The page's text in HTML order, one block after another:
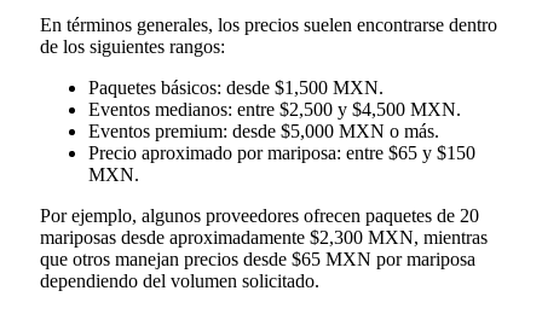
En términos generales, los precios suelen encontrarse dentro
de los siguientes rangos:
Paquetes básicos: desde $1,500 MXN.
Eventos medianos: entre $2,500 y $4,500 MXN.
Eventos premium: desde $5,000 MXN o más.
Precio aproximado por mariposa: entre $65 y $150
MXN.
Por ejemplo, algunos proveedores ofrecen paquetes de 20
mariposas desde aproximadamente $2,300 MXN, mientras
que otros manejan precios desde $65 MXN por mariposa
dependiendo del volumen solicitado.